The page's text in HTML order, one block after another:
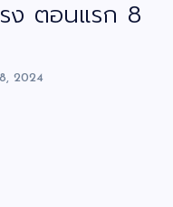
ง ตอนแรก 8
2024